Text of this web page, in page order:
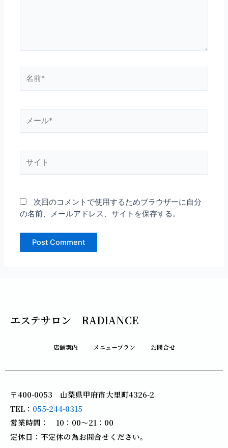
ー
*
次回のコメントで使用するためブラウザーに自分
の名前、メールアドレス、サイトを保存する。
エステサロン RADIANCE
店舗案内 メニュープラン お問合せ
〒400-0053 山梨県甲府市大里町4326-2
TEL： 055-244-0315
営業時間： 10：00～21：00
定休日：不定休の為お問合せください。